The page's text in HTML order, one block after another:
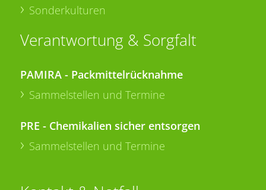
Sonderkulturen
Verantwortung & Sorgfalt
PAMIRA - Packmittelrücknahme
Sammelstellen und Termine
PRE - Chemikalien sicher entsorgen
Sammelstellen und Termine